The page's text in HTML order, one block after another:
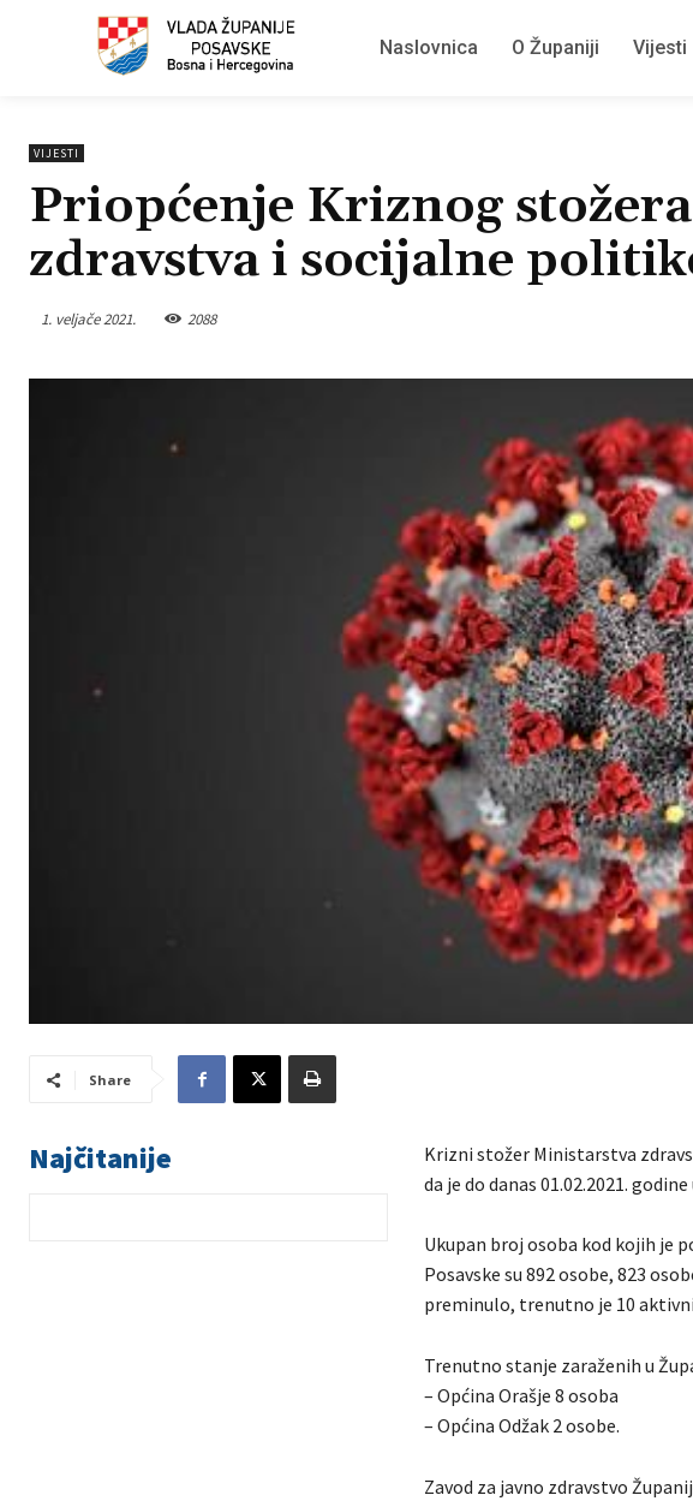
Naslovnica O Županiji Vijesti
VIJESTI
Priopćenje Kriznog
zdravstva i socijalne
1. veljače 2021. 2088
Share
Najčitanije
Krizni stožer Ministarstva
da je do danas 01.02.2021.
Ukupan broj osoba kod kojih je
Posavske su 892 osobe, 823
preminulo, trenutno je 10
Trenutno stanje zaraženih u
– Općina Orašje 8 osoba
– Općina Odžak 2 osobe.
Zavod za javno zdravstvo